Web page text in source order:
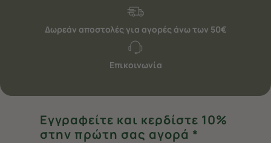
Δωρεάν αποστολές για αγορές άνω των 50€
Επικοινωνία
Εγγραφείτε και κερδίστε 10%
στην πρώτη σας αγορά *